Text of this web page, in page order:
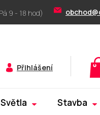
Přihlášení
Světla Stavba